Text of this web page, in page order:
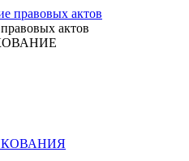
актов